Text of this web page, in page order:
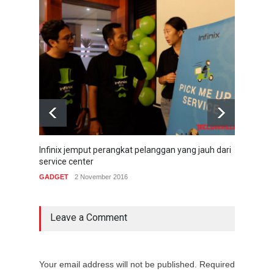
Infinix jemput perangkat pelanggan yang jauh dari
service center
GADGET 2 November 2016
Leave a Comment
Your email address will not be published. Required